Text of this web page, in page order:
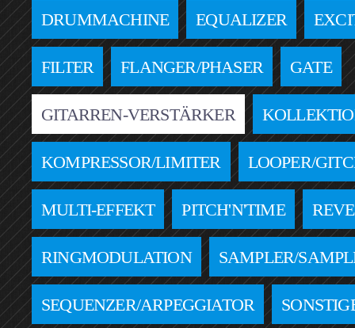
DRUMMACHINE EQUALIZER
FILTER FLANGER/PHASER GATE
GITARREN-VERSTÄRKER
KOMPRESSOR/LIMITER LOOPER/
MULTI-EFFEKT PITCH'N'TIME
RINGMODULATION SAMPLER/
SEQUENZER/ARPEGGIATOR